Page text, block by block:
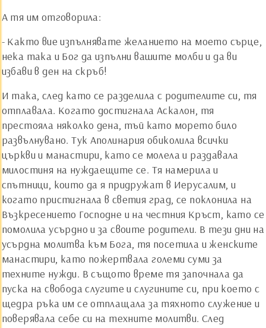
А тя им отговорила:
- Както вие изпълнявате желанието на моето сърце,
нека така и Бог да изпълни вашите молби и да ви
избави в ден на скръб!
И така, след като се разделила с родителите си, тя
отплавала. Когато достигнала Аскалон, тя
престояла няколко дена, тъй като морето било
развълнувано. Тук Аполинария обиколила всички
църкви и манастири, като се молела и раздавала
милостиня на нуждаещите се. Тя намерила и
спътници, които да я придружат в Иерусалим, и
когато пристигнала в светия град, се поклонила на
Възкресението Господне и на честния Кръст, като се
помолила усърдно и за своите родители. В тези дни на
усърдна молитва към Бога, тя посетила и женските
манастири, като пожертвала големи суми за
техните нужди. В същото време тя започнала да
пуска на свобода слугите и слугините си, при което с
щедра ръка им се отплащала за тяхното служение и
поверявала себе си на техните молитви. След